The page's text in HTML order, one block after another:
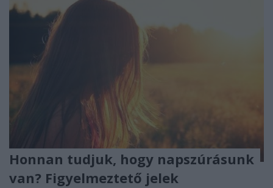
Honnan tudjuk, hogy napszúrásunk
van? Figyelmeztető jelek